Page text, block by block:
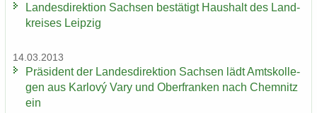
Lan­des­di­rek­ti­on Sach­sen be­stä­tigt Haus­halt des Land­
krei­ses Leip­zig
14.03.2013
Prä­si­dent der Lan­des­di­rek­ti­on Sach­sen lädt Amts­kol­le­
gen aus Karlový Vary und Ober­fran­ken nach Chem­nitz
ein